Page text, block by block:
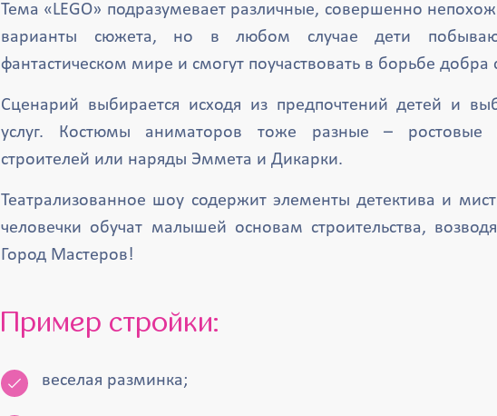
Тема «LEGO» подразумевает различные, совершенно
варианты сюжета, но в любом случае дети
фантастическом мире и смогут поучаствовать в борьбе добра
Сценарий выбирается исходя из предпочтений детей и
услуг. Костюмы аниматоров тоже разные – ростовые
строителей или наряды Эммета и Дикарки.
Театрализованное шоу содержит элементы детектива и
человечки обучат малышей основам строительства,
Город Мастеров!
Пример стройки:
веселая разминка;